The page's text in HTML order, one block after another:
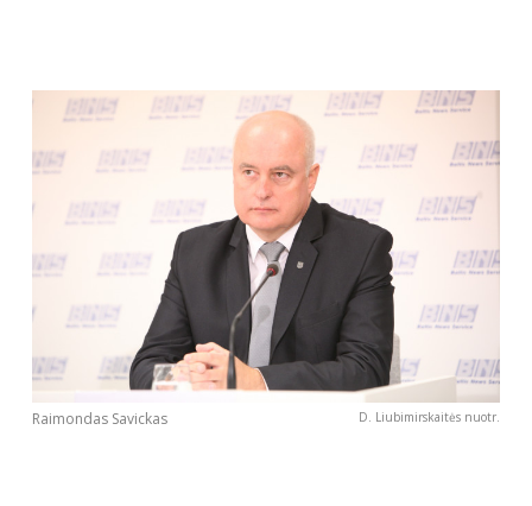
PRENUMERUOK
NAUJIENLAIŠKĮ
Prenumeruodami portalą,
Jūs sutinkate su
Raimondas Savickas D. Liubimirskaitės nuotr.